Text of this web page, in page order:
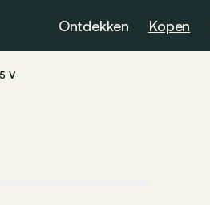
Ontdekken Kopen
V